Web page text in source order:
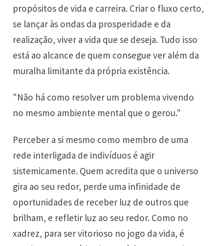
propósitos de vida e carreira. Criar o fluxo certo,
se lançar às ondas da prosperidade e da
realização, viver a vida que se deseja. Tudo isso
está ao alcance de quem consegue ver além da
muralha limitante da própria existência.
"Não há como resolver um problema vivendo
no mesmo ambiente mental que o gerou."
Perceber a si mesmo como membro de uma
rede interligada de indivíduos é agir
sistemicamente. Quem acredita que o universo
gira ao seu redor, perde uma infinidade de
oportunidades de receber luz de outros que
brilham, e refletir luz ao seu redor. Como no
xadrez, para ser vitorioso no jogo da vida, é